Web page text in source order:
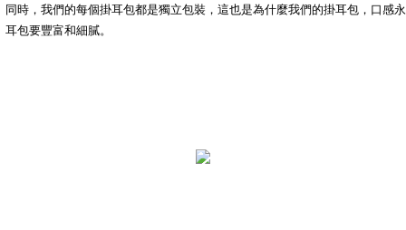
同時，我們的每個掛耳包都是獨立包裝，這也是為什麼我們的掛耳包，口感
耳包要豐富和細膩。